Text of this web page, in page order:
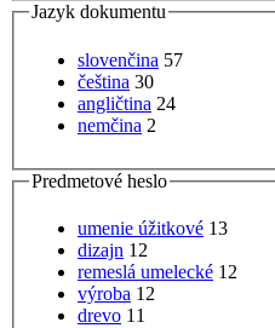
Jazyk dokumentu
slovenčina 57
čeština 30
angličtina 24
nemčina 2
Predmetové heslo
umenie úžitkové 13
dizajn 12
remeslá umelecké 12
výroba 12
drevo 11